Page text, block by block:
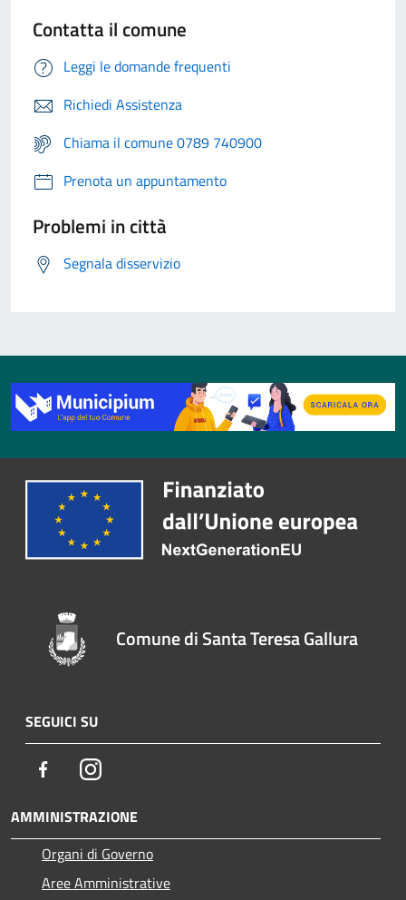
Contatta il comune
Leggi le domande frequenti
Richiedi Assistenza
Chiama il comune 0789 740900
Prenota un appuntamento
Problemi in città
Segnala disservizio
Comune di Santa Teresa Gallura
SEGUICI SU
FacebookInstagram
AMMINISTRAZIONE
Organi di Governo
Aree Amministrative